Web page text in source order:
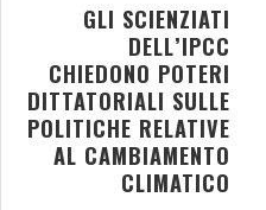
GLI SCIENZIATI
DELL’IPCC
CHIEDONO POTERI
DITTATORIALI SULLE
POLITICHE RELATIVE
AL CAMBIAMENTO
CLIMATICO